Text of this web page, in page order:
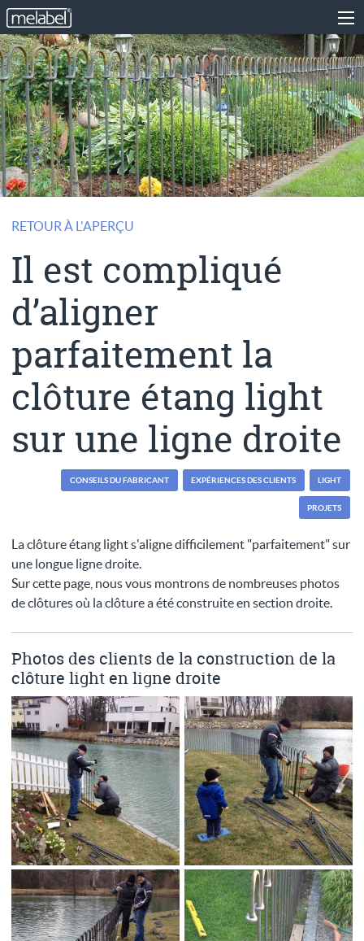
RETOUR À L'APERÇU
Il est compliqué
d’aligner
parfaitement la
clôture étang light
sur une ligne droite
CONSEILS DU FABRICANT EXPÉRIENCES DES CLIENTS LIGHT
PROJETS
La clôture étang light s'aligne difficilement "parfaitement" sur
une longue ligne droite.
Sur cette page, nous vous montrons de nombreuses photos
de clôtures où la clôture a été construite en section droite.
Photos des clients de la construction de la
clôture light en ligne droite